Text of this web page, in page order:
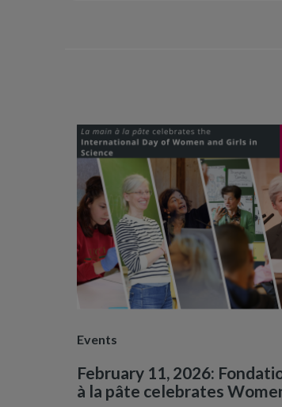
Events
February 11, 2026:
à la pâte celebrates